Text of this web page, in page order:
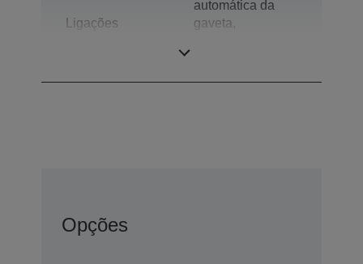
Ligações
automática da
gaveta,
Opções